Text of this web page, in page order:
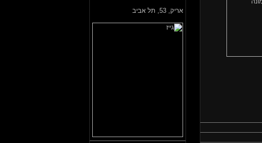
אריק, 53, תל אביב